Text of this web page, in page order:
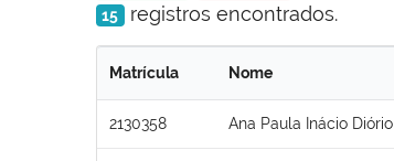
15 registros encontrados.
Matrícula Nome
2130358 Ana Paula Inácio Diório